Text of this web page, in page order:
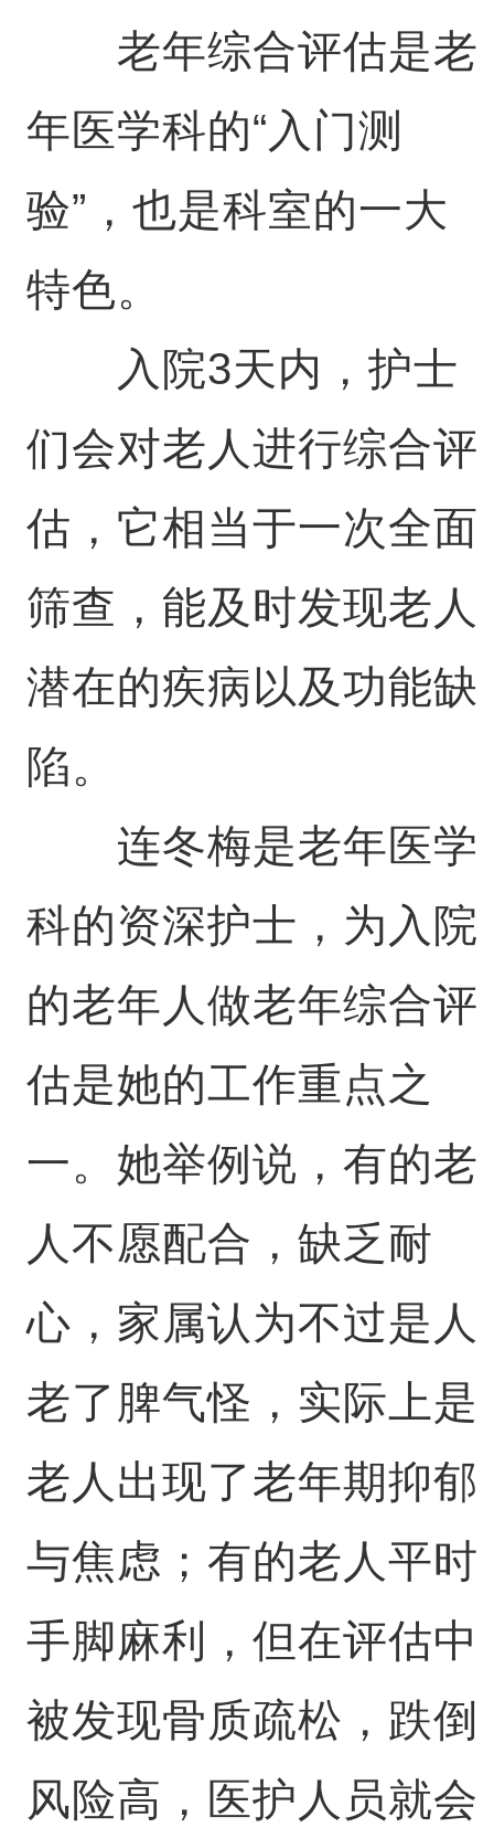
老年综合评估是老
年医学科的“入门测
验”，也是科室的一大
特色。
入院3天内，护士
们会对老人进行综合评
估，它相当于一次全面
筛查，能及时发现老人
潜在的疾病以及功能缺
陷。
连冬梅是老年医学
科的资深护士，为入院
的老年人做老年综合评
估是她的工作重点之
一。她举例说，有的老
人不愿配合，缺乏耐
心，家属认为不过是人
老了脾气怪，实际上是
老人出现了老年期抑郁
与焦虑；有的老人平时
手脚麻利，但在评估中
被发现骨质疏松，跌倒
风险高，医护人员就会